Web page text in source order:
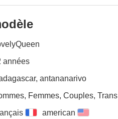
années
antananarivo
Femmes, Couples, Trans
american